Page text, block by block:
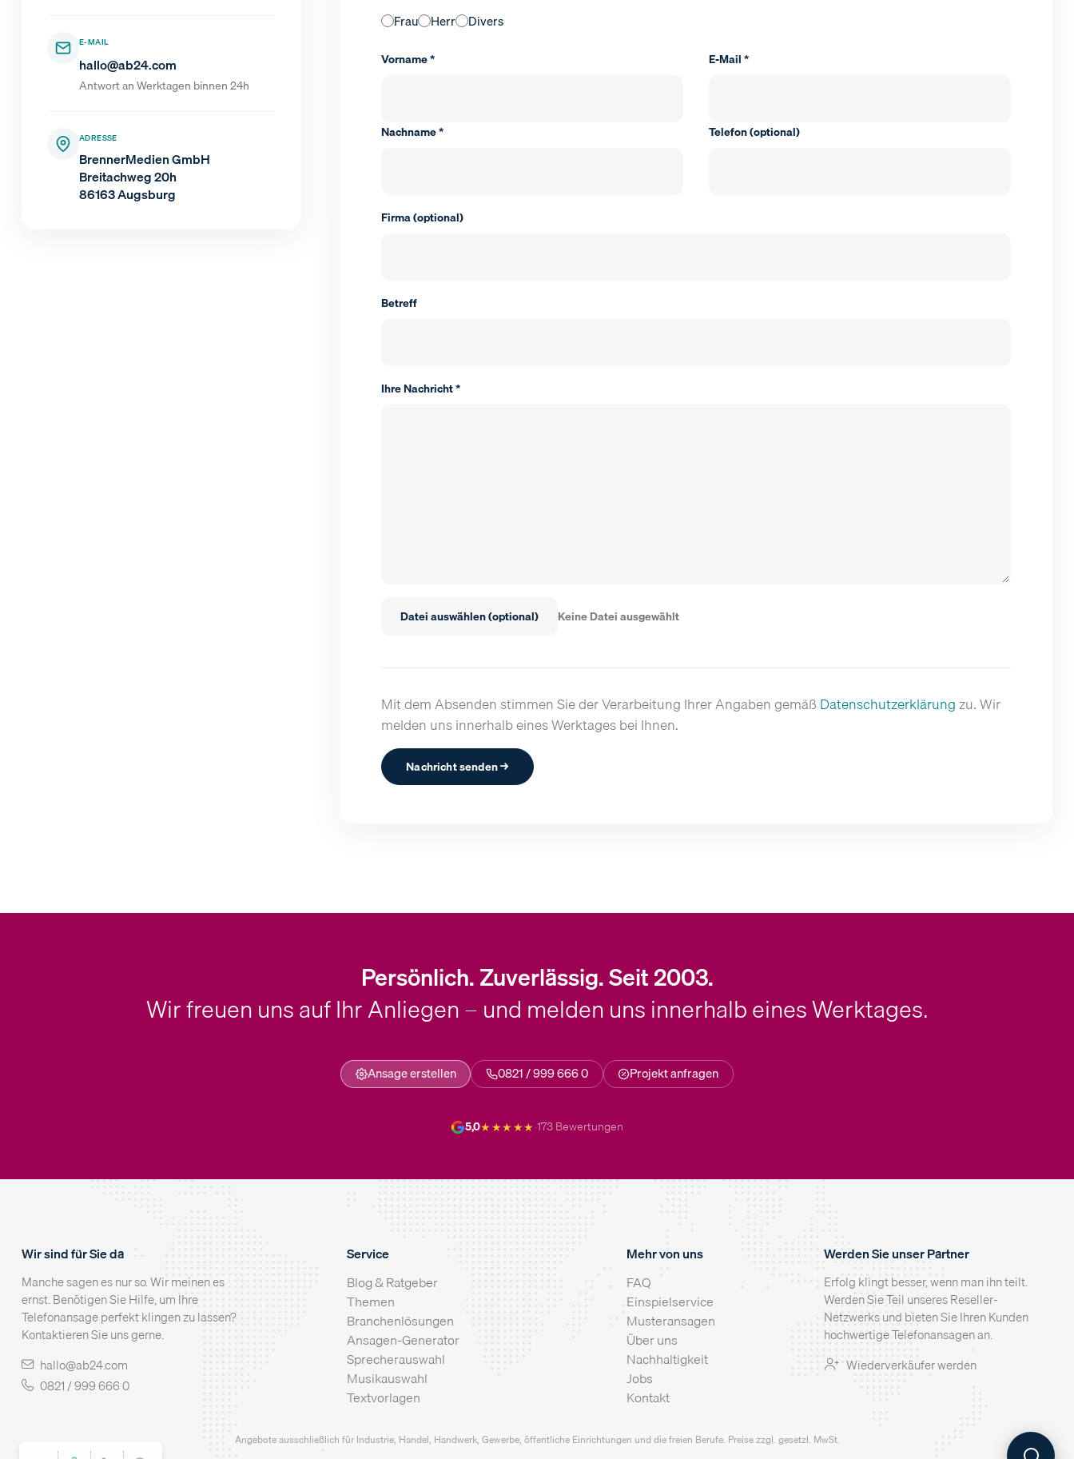
E-MAIL
hallo@ab24.com
Antwort an Werktagen binnen 24h
ADRESSE
BrennerMedien GmbH
Breitachweg 20h
86163 Augsburg
Frau Herr Divers
Vorname *
Nachname *
E-Mail *
Telefon (optional)
Firma (optional)
Betreff
Ihre Nachricht *
Datei auswählen (optional) Keine Datei ausgewählt
Mit dem Absenden stimmen Sie der Verarbeitung Ihrer Angaben gemäß Datenschutzerklärungzu. Wir
melden uns innerhalb eines Werktages bei Ihnen.
Nachricht senden →
Persönlich. Zuverlässig. Seit 2003.
Wir freuen uns auf Ihr Anliegen – und melden uns innerhalb eines Werktages.
Ansage erstellen 0821 / 999 666 0 Projekt anfragen
5,0★★★★★·173 Bewertungen
Wir sind für Sie da
Manche sagen es nur so. Wir meinen es
ernst. Benötigen Sie Hilfe, um Ihre
Telefonansage perfekt klingen zu lassen?
Kontaktieren Sie uns gerne.
hallo@ab24.com
0821 / 999 666 0
Service
Blog & Ratgeber
Themen
Branchenlösungen
Ansagen-Generator
Sprecherauswahl
Musikauswahl
Textvorlagen
Mehr von uns
FAQ
Einspielservice
Musteransagen
Über uns
Nachhaltigkeit
Jobs
Kontakt
Werden Sie unser Partner
Erfolg klingt besser, wenn man ihn teilt.
Werden Sie Teil unseres Reseller-
Netzwerks und bieten Sie Ihren Kunden
hochwertige Telefonansagen an.
Wiederverkäufer werden
Angebote ausschließlich für Industrie, Handel, Handwerk, Gewerbe, öffentliche Einrichtungen und die freien Berufe. Preise zzgl. gesetzl. MwSt.